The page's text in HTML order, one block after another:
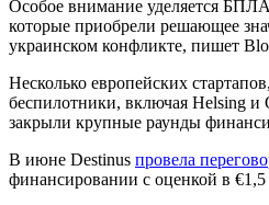
Особое внимание уделяется
которые приобрели решающее
украинском конфликте, пишет
Несколько европейских
беспилотники, включая Helsing и
закрыли крупные раунды
В июне Destinus провела
финансировании с оценкой в